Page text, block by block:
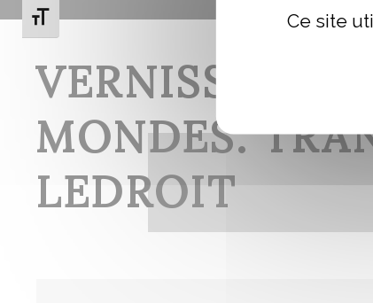
Changer la taille de la police
VERNISSAGE :
MONDES.
LEDROIT
Ce site